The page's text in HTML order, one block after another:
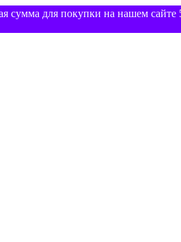
сумма для покупки на нашем сайте